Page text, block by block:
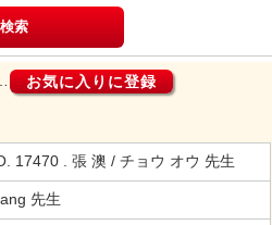
索
お気に入りに登録
17470 . 張 澳 / チョウ オウ 先生
先生